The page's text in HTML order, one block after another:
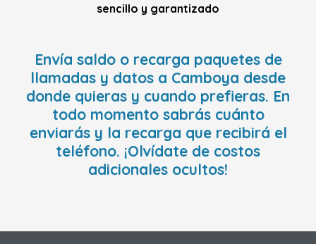
sencillo y garantizado
Envía saldo o recarga paquetes de
llamadas y datos a Camboya desde
donde quieras y cuando prefieras. En
todo momento sabrás cuánto
enviarás y la recarga que recibirá el
teléfono. ¡Olvídate de costos
adicionales ocultos!